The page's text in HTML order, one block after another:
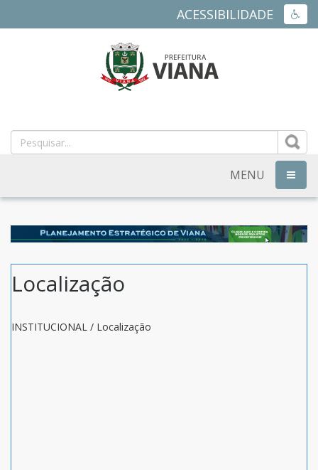
ACESSIBILIDADE
MUNICIPAL
DE
VIANA
ES
MENU
Localização
INSTITUCIONAL / Localização